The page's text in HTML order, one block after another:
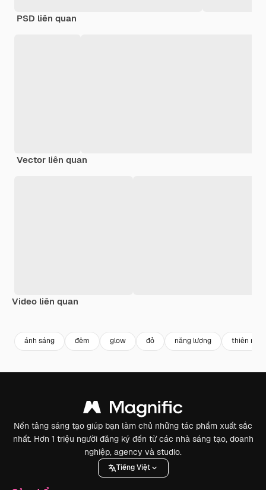
PSD liên quan
Vector liên quan
Video liên quan
ánh sáng đêm glow đỏ năng lượng thiên
Nền tảng sáng tạo giúp bạn làm chủ những tác phẩm xuất sắc
nhất. Hơn 1 triệu người đăng ký đến từ các nhà sáng tạo, doanh
nghiệp, agency và studio.
Tiếng Việt